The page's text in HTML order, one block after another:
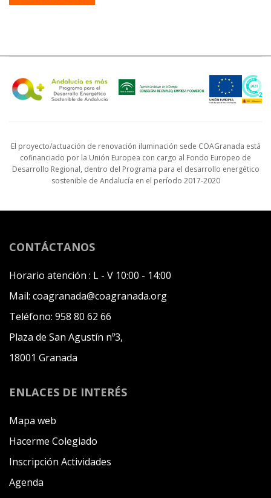
El proyecto/actuación de renovación iluminación sede COAGranada está
cofinanciado por la Unión Europea con cargo al Fondo Europeo de
Desarrollo Regional, dentro del Programa para el desarrollo energético
sostenible de Andalucía en el período 2017-2020
CONTÁCTANOS
Horario atención : L - V 10:00 - 14:00
Mail: coagranada@coagranada.org
Teléfono: 958 80 62 66
Plaza de San Agustín nº3,
18001 Granada
ENLACES DE INTERÉS
Mapa web
Hacerme Colegiado
Inscripción Actividades
Agenda